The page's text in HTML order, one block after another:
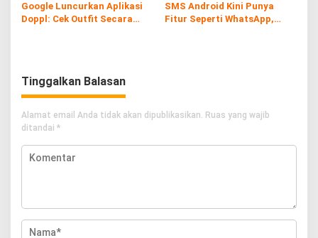
Google Luncurkan Aplikasi
Doppl: Cek Outfit Secara
SMS Android Kini Punya
Fitur Seperti WhatsApp,
Tinggalkan Balasan
Alamat email Anda tidak akan dipublikasikan. Ruas yang wajib
ditandai *